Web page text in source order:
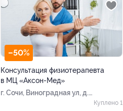
–50%
Консультация физиотерапевта
в МЦ «Аксон-Мед»
г. Сочи, Виноградная ул, д.
Куплено 1